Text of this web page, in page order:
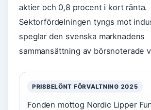
aktier och 0,8 procent i kort ränta.
Sektorfördelningen tyngs mot
speglar den svenska marknadens
sammansättning av börsnoterade
PRISBELÖNT FÖRVALTNING 2025
Fonden mottog Nordic Lipper